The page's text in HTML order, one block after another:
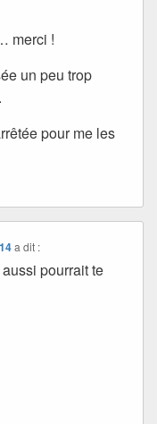
merci !
un peu trop
pour me les
a dit :
pourrait te